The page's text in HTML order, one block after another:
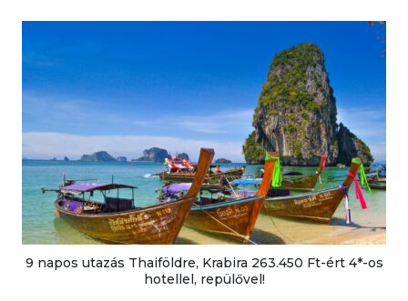
9 napos utazás Thaiföldre, Krabira 263.450 Ft-ért 4*-os
hotellel, repülővel!